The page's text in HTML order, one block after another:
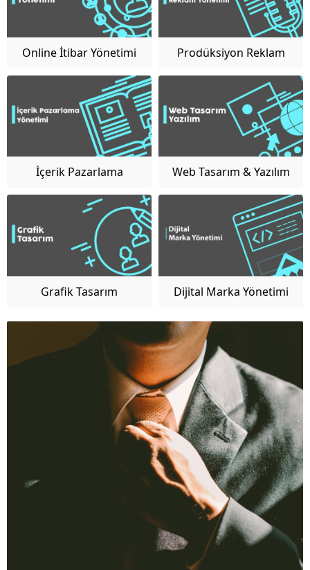
Online İtibar Yönetimi
Prodüksiyon Reklam
İçerik Pazarlama
Web Tasarım & Yazılım
Grafik Tasarım Dijital Marka Yönetimi